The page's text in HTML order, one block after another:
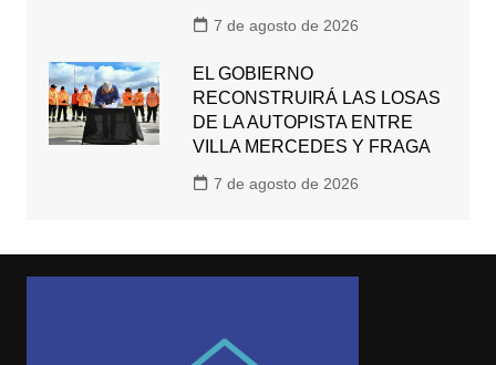
7 de agosto de 2026
EL GOBIERNO
RECONSTRUIRÁ LAS LOSAS
DE LA AUTOPISTA ENTRE
VILLA MERCEDES Y FRAGA
7 de agosto de 2026